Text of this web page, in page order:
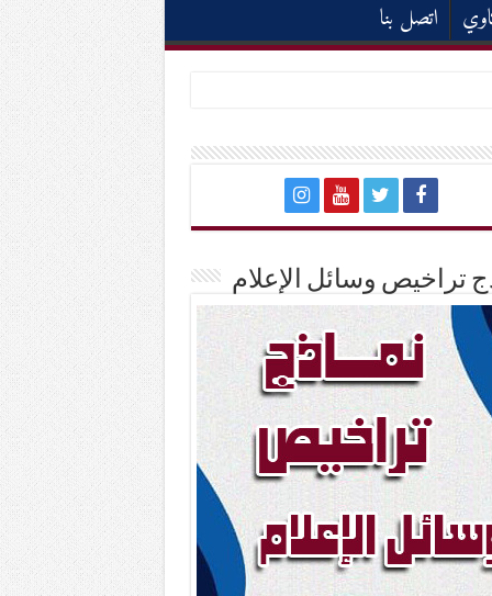
اتصل بنا
تراخيص وسائل الإعلام